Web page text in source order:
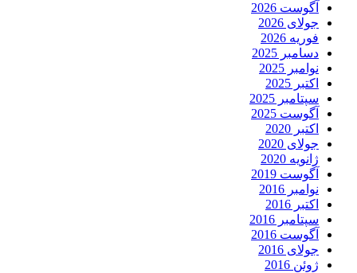
آگوست 2026
جولای 2026
فوریه 2026
دسامبر 2025
نوامبر 2025
اکتبر 2025
سپتامبر 2025
آگوست 2025
اکتبر 2020
جولای 2020
ژانویه 2020
آگوست 2019
نوامبر 2016
اکتبر 2016
سپتامبر 2016
آگوست 2016
جولای 2016
ژوئن 2016